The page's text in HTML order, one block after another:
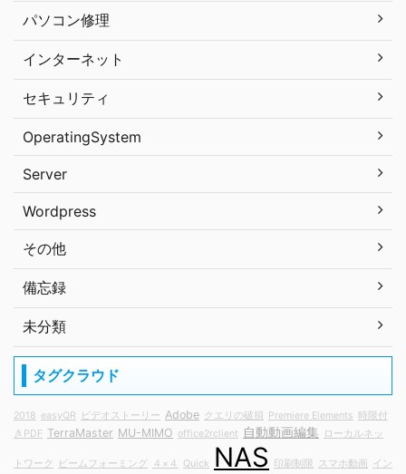
パソコン修理
インターネット
セキュリティ
OperatingSystem
Server
Wordpress
その他
備忘録
未分類
タグクラウド
2018 easyQR ビデオストーリー Adobe クエリの破損 Premiere Elements 時限付
きPDF TerraMaster MU-MIMO office2rclient 自動動画編集 ローカルネッ
トワーク ビームフォーミング ４×４ Quick NAS 印刷制限 スマホ動画
イン